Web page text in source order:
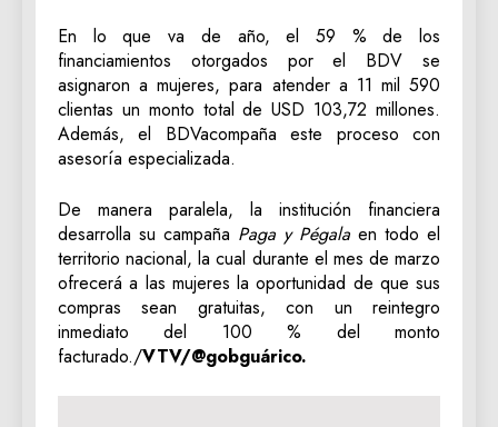
En lo que va de año, el 59 % de los
financiamientos otorgados por el BDV se
asignaron a mujeres, para atender a 11 mil 590
clientas un monto total de USD 103,72 millones.
Además, el BDVacompaña este proceso con
asesoría especializada.
De manera paralela, la institución financiera
desarrolla su campaña Paga y Pégala en todo el
territorio nacional, la cual durante el mes de marzo
ofrecerá a las mujeres la oportunidad de que sus
compras sean gratuitas, con un reintegro
inmediato del 100 % del monto
facturado./VTV/@gobguárico.